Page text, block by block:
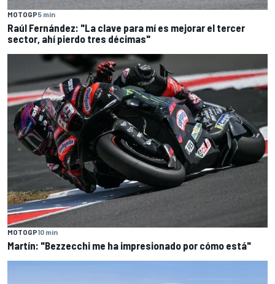
MOTOGP5 min
Raúl Fernández: "La clave para mí es mejorar el tercer
sector, ahí pierdo tres décimas"
MOTOGP10 min
Martín: "Bezzecchi me ha impresionado por cómo está"